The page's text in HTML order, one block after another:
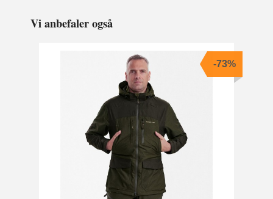
Vi anbefaler også
-73%